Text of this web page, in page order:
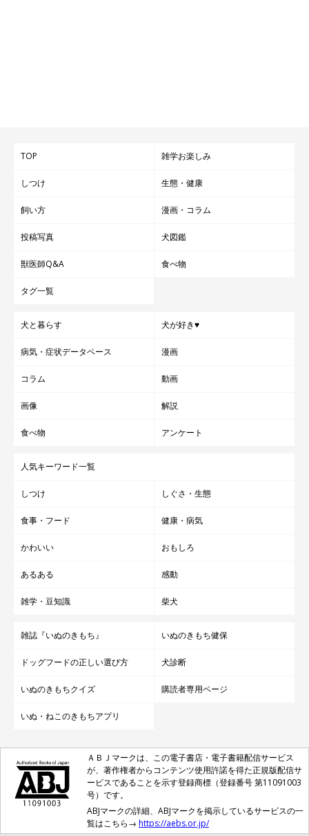
TOP 雑学お楽しみ
しつけ 生態・健康
飼い方 漫画・コラム
投稿写真 犬図鑑
獣医師Q&A 食べ物
タグ一覧
犬と暮らす 犬が好き♥
病気・症状データベース 漫画
コラム 動画
画像 解説
食べ物 アンケート
人気キーワード一覧
しつけ しぐさ・生態
食事・フード 健康・病気
かわいい おもしろ
あるある 感動
雑学・豆知識 柴犬
雑誌『いぬのきもち』 いぬのきもち健保
ドッグフードの正しい選び方 犬診断
いぬのきもちクイズ 購読者専用ページ
いぬ・ねこのきもちアプリ
ＡＢＪマークは、この電子書店・電子書籍配信サービス
が、著作権者からコンテンツ使用許諾を得た正規版配信サ
ービスであることを示す登録商標（登録番号 第11091003
号）です。
ABJマークの詳細、ABJマークを掲示しているサービスの一
覧はこちら→ https://aebs.or.jp/